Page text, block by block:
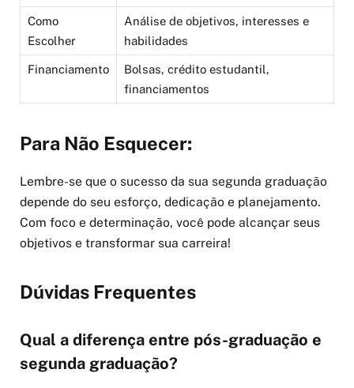
Como
Escolher
Análise de objetivos, interesses e
habilidades
Financiamento
Bolsas, crédito estudantil,
financiamentos
Para Não Esquecer:
Lembre-se que o sucesso da sua segunda graduação
depende do seu esforço, dedicação e planejamento.
Com foco e determinação, você pode alcançar seus
objetivos e transformar sua carreira!
Dúvidas Frequentes
Qual a diferença entre pós-graduação e
segunda graduação?